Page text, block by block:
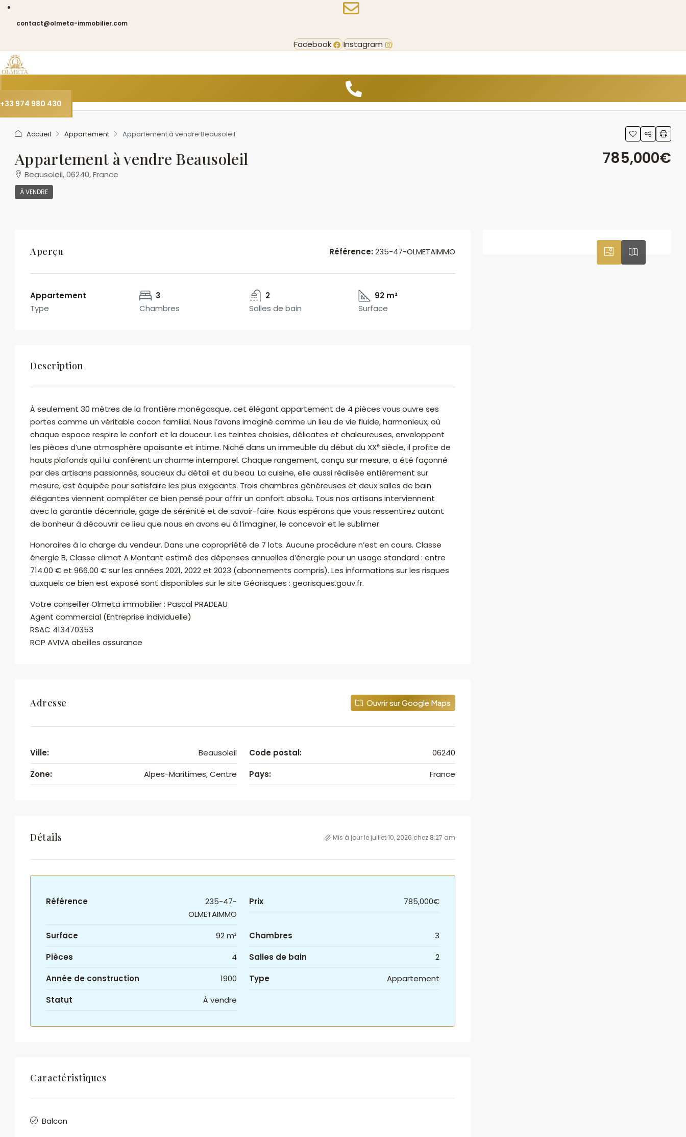
contact@olmeta-immobilier.com
Facebook Instagram
+33 974 980 430
Accueil Appartement Appartement à vendre Beausoleil
Appartement à vendre Beausoleil
Beausoleil, 06240, France
À VENDRE
785,000€
Aperçu Référence:235-47-OLMETAIMMO
Appartement
Type
3
Chambres
2
Salles de bain
92 m²
Surface
Description
À seulement 30 mètres de la frontière monégasque, cet élégant appartement de 4 pièces vous ouvre ses
portes comme un véritable cocon familial. Nous l’avons imaginé comme un lieu de vie fluide, harmonieux, où
chaque espace respire le confort et la douceur. Les teintes choisies, délicates et chaleureuses, enveloppent
les pièces d’une atmosphère apaisante et intime. Niché dans un immeuble du début du XXᵉ siècle, il profite de
hauts plafonds qui lui confèrent un charme intemporel. Chaque rangement, conçu sur mesure, a été façonné
par des artisans passionnés, soucieux du détail et du beau. La cuisine, elle aussi réalisée entièrement sur
mesure, est équipée pour satisfaire les plus exigeants. Trois chambres généreuses et deux salles de bain
élégantes viennent compléter ce bien pensé pour offrir un confort absolu. Tous nos artisans interviennent
avec la garantie décennale, gage de sérénité et de savoir-faire. Nous espérons que vous ressentirez autant
de bonheur à découvrir ce lieu que nous en avons eu à l’imaginer, le concevoir et le sublimer
Honoraires à la charge du vendeur. Dans une copropriété de 7 lots. Aucune procédure n’est en cours. Classe
énergie B, Classe climat A Montant estimé des dépenses annuelles d’énergie pour un usage standard : entre
714.00 € et 966.00 € sur les années 2021, 2022 et 2023 (abonnements compris). Les informations sur les risques
auxquels ce bien est exposé sont disponibles sur le site Géorisques : georisques.gouv.fr.
Votre conseiller Olmeta immobilier : Pascal PRADEAU
Agent commercial (Entreprise individuelle)
RSAC 413470353
RCP AVIVA abeilles assurance
Adresse Ouvrir sur Google Maps
Ville: Beausoleil Code postal:
06240
Zone:
Alpes-Maritimes, Centre Pays: France
Détails Mis à jour le juillet 10, 2026 chez 8:27 am
Référence
235-47-
OLMETAIMMO
Prix 785,000€
Surface 92 m² Chambres
3
Pièces
4 Salles de bain
2
Année de construction
1900 Type
Appartement
Statut
À vendre
Caractéristiques
Balcon